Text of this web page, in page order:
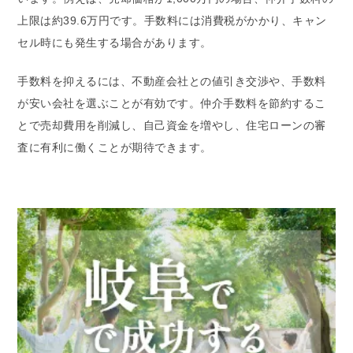
上限は約39.6万円です。手数料には消費税がかかり、キャン
セル時にも発生する場合があります。
手数料を抑えるには、不動産会社との値引き交渉や、手数料
が安い会社を選ぶことが有効です。仲介手数料を節約するこ
とで売却費用を削減し、自己資金を増やし、住宅ローンの審
査に有利に働くことが期待できます。